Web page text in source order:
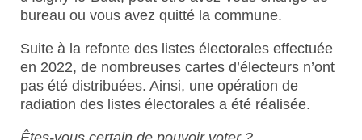
bureau ou vous avez quitté la commune.
Suite à la refonte des listes électorales effectuée
en 2022, de nombreuses cartes d’électeurs n’ont
pas été distribuées. Ainsi, une opération de
radiation des listes électorales a été réalisée.